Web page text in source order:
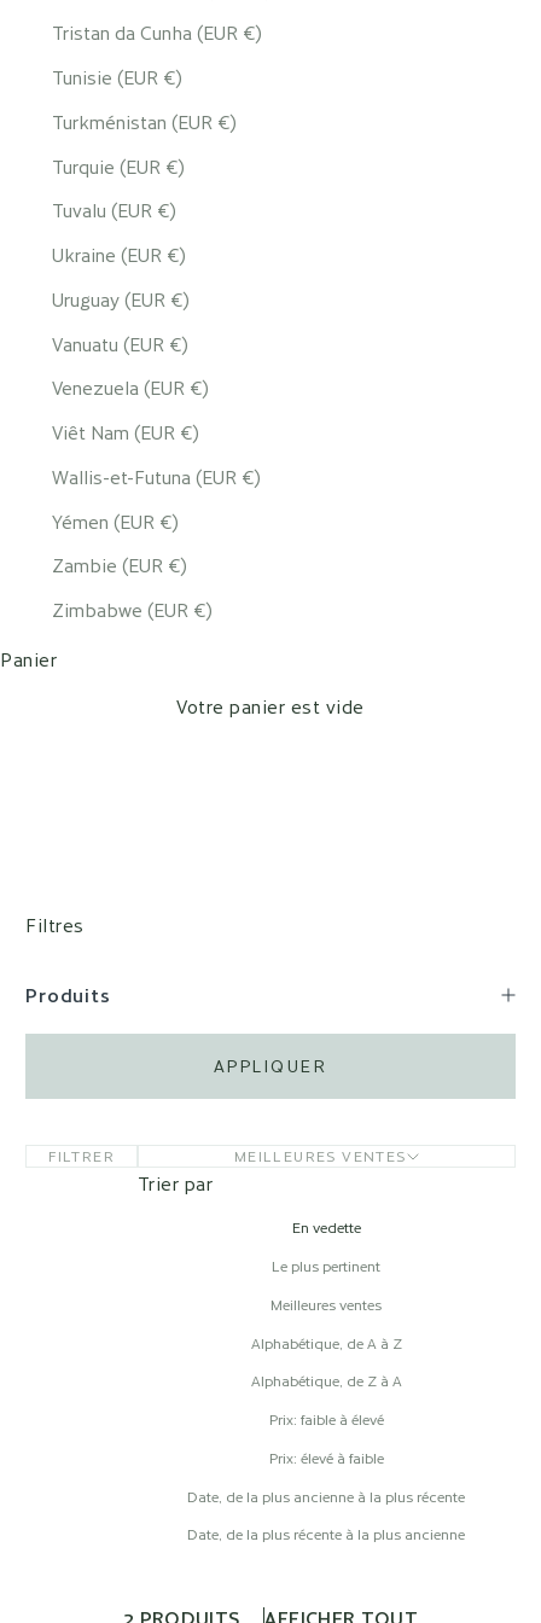
Tristan da Cunha (EUR €)
Tunisie (EUR €)
Turkménistan (EUR €)
Turquie (EUR €)
Tuvalu (EUR €)
Ukraine (EUR €)
Uruguay (EUR €)
Vanuatu (EUR €)
Venezuela (EUR €)
Viêt Nam (EUR €)
Wallis-et-Futuna (EUR €)
Yémen (EUR €)
Zambie (EUR €)
Zimbabwe (EUR €)
Panier
Votre panier est vide
Filtres
Produits
APPLIQUER
FILTRER MEILLEURES VENTES
Trier par
En vedette
Le plus pertinent
Meilleures ventes
Alphabétique, de A à Z
Alphabétique, de Z à A
Prix: faible à élevé
Prix: élevé à faible
Date, de la plus ancienne à la plus récente
Date, de la plus récente à la plus ancienne